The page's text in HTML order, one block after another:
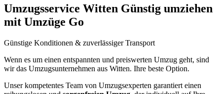
Umzugsservice Witten Günstig umziehen
mit Umzüge Go
Günstige Konditionen & zuverlässiger Transport
Wenn es um einen entspannten und preiswerten Umzug geht, sind
wir das Umzugsunternehmen aus Witten. Ihre beste Option.
Unser kompetentes Team von Umzugsexperten garantiert einen